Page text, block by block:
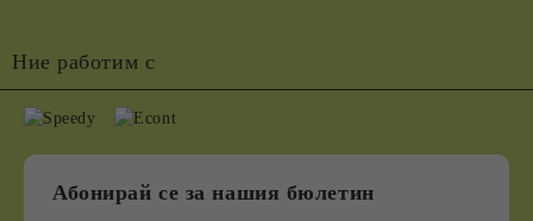
Ние работим с
Абонирай се за нашия бюлетин